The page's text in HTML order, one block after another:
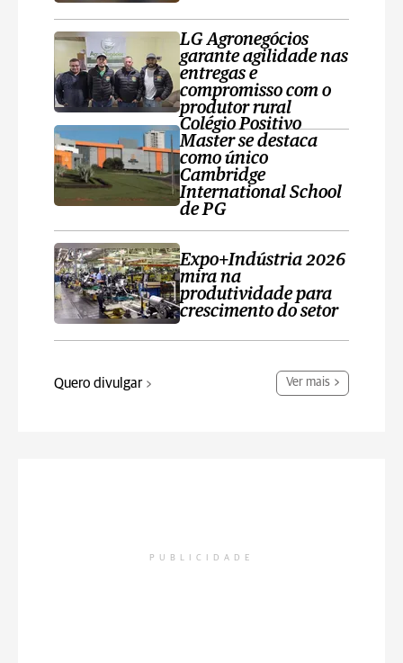
LG Agronegócios
garante agilidade nas
entregas e
compromisso com o
produtor rural
Colégio Positivo
Master se destaca
como único
Cambridge
International School
de PG
Expo+Indústria 2026
mira na
produtividade para
crescimento do setor
Quero divulgar Ver mais
PUBLICIDADE